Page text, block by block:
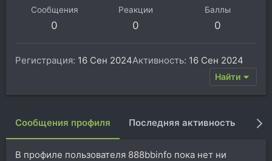
Сообщения
0
Реакции
0
Баллы
0
Регистрация 16 Сен 2024Активность 16 Сен 2024
Найти
Сообщения профиля Последняя активность
В профиле пользователя 888bbinfo пока нет ни